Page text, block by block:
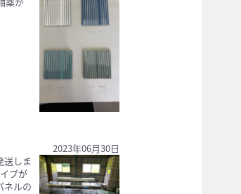
2023年06月30日
送しま
プが
ネルの